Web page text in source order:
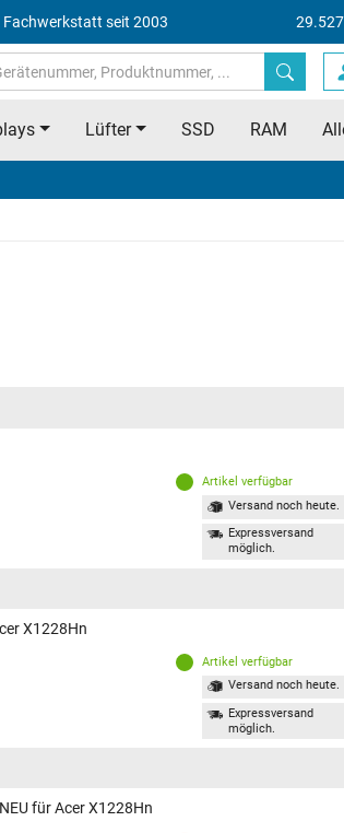
Fachwerkstatt seit 2003
Lüfter SSD RAM
Artikel verfügbar
Versand noch heute.
Expressversand
möglich.
X1228Hn
Artikel verfügbar
Versand noch heute.
Expressversand
möglich.
für Acer X1228Hn